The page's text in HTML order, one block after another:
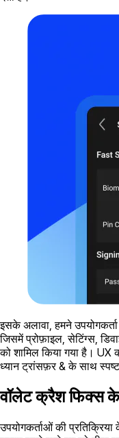
इसके अलावा, हमने
जिसमें प्रोफ़ाइल, सेटिंग्स,
को शामिल किया गया है। UX
ध्यान ट्रांसफ़र & के साथ
वॉलेट क्रैश फिक्स के
उपयोगकर्ताओं की